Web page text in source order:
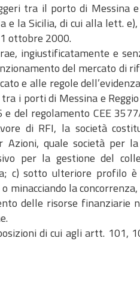
tra il porto di Messina
la Sicilia, di cui alla lett. e),
ottobre 2000.
ingiustificatamente e
del mercato di
e alle regole
i porti di Messina e
del regolamento CEE
di RFI, la società
quale società per
per la gestione del
c) sotto ulteriore profilo
minacciando la
delle risorse finanziarie
di cui agli artt. 101,